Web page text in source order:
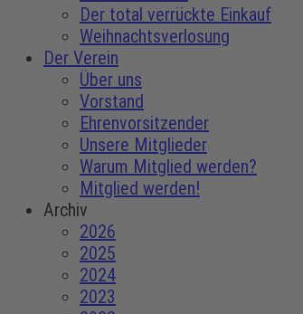
Der total verrückte Einkauf
Weihnachtsverlosung
Der Verein
Über uns
Vorstand
Ehrenvorsitzender
Unsere Mitglieder
Warum Mitglied werden?
Mitglied werden!
Archiv
2026
2025
2024
2023